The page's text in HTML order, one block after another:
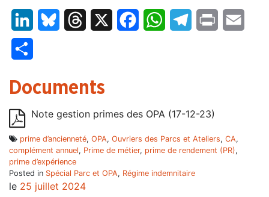
LinkedInBluesky Threads FacebookWhatsAppTelegram
Print
Documents
Note gestion primes des OPA (17-12-23)
prime d’ancienneté, OPA, Ouvriers des Parcs et Ateliers, CA,
complément annuel, Prime de métier, prime de rendement (PR),
prime d’expérience
Posted in Spécial Parc et OPA, Régime indemnitaire
le 25 juillet 2024